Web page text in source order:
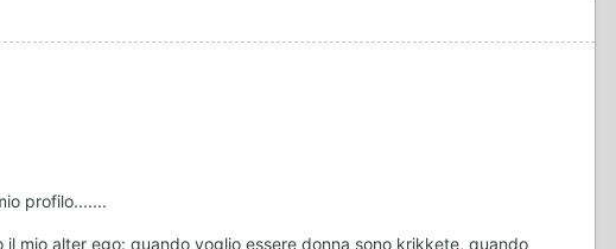
profilo.......
mio alter ego: quando voglio essere donna sono krikkete, quando